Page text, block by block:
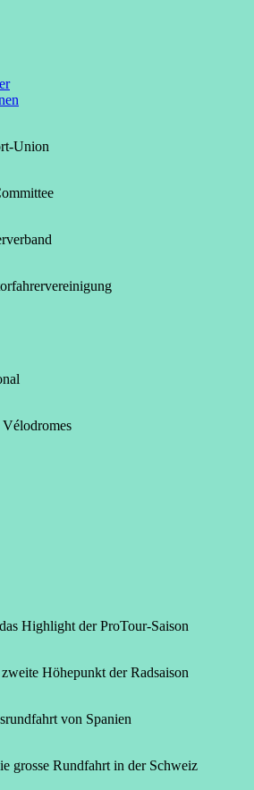
Union
Highlight der ProTour-Saison
Höhepunkt der Radsaison
von Spanien
grosse Rundfahrt in der Schweiz